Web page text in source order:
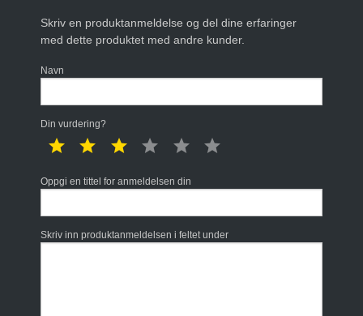
Skriv en produktanmeldelse og del dine erfaringer
med dette produktet med andre kunder.
Navn
Din vurdering?
1 star 2 star 3 star 4 star 5 star
Oppgi en tittel for anmeldelsen din
Skriv inn produktanmeldelsen i feltet under